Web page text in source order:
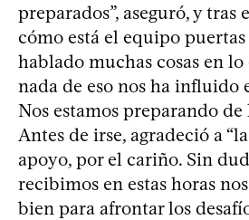
preparados”, aseguró, y tras
cómo está el equipo puertas
hablado muchas cosas en
nada de eso nos ha influido
Nos estamos preparando de
Antes de irse, agradeció a
apoyo, por el cariño. Sin
recibimos en estas horas
bien para afrontar los